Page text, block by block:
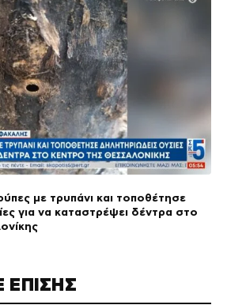
με τρυπάνι και τοποθέτησε
για να καταστρέψει δέντρα στο
ΕΠΙΣΗΣ